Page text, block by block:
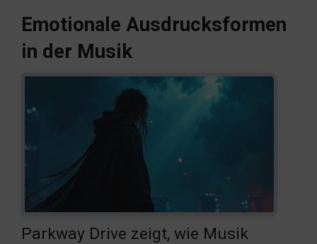
Emotionale Ausdrucksformen
in der Musik
Parkway Drive zeigt, wie Musik